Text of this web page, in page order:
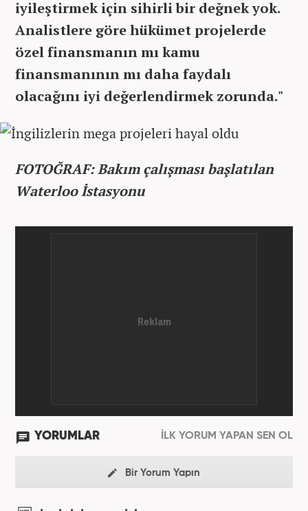
iyileştirmek için sihirli bir değnek yok.
Analistlere göre hükümet projelerde
özel finansmanın mı kamu
finansmanının mı daha faydalı
olacağını iyi değerlendirmek zorunda."
FOTOĞRAF: Bakım çalışması başlatılan
Waterloo İstasyonu
YORUMLAR İLK YORUM YAPAN SEN OL
Bir Yorum Yapın